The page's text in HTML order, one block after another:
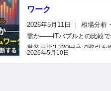
ワーク
2026年5月10日
2026年5月11日 ｜ 相場分析
需か——ITバブルとの比較で
営業日比3,320円高で取引を